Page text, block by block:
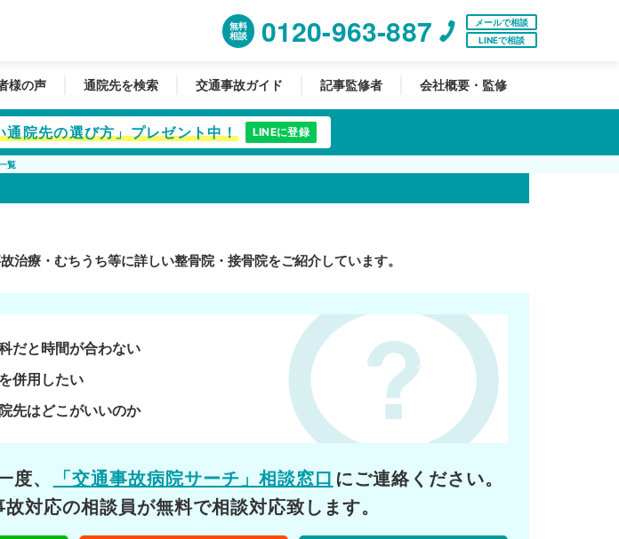
無料
相談
0120-963-887
メールで相談
LINEで相談
様の声 通院先を検索 交通事故ガイド 記事監修者 会社概要・監修
院先の選び方」プレゼント中！ LINEに登録
覧
治療・むちうち等に詳しい整骨院・接骨院をご紹介しています。
だと時間が合わない
併用したい
先はどこがいいのか
度、 「交通事故病院サーチ」相談窓口 にご連絡ください。
故対応の相談員が無料で相談対応致します。